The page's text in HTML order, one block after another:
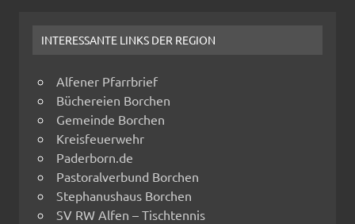
INTERESSANTE LINKS DER REGION
Alfener Pfarrbrief
Büchereien Borchen
Gemeinde Borchen
Kreisfeuerwehr
Paderborn.de
Pastoralverbund Borchen
Stephanushaus Borchen
SV RW Alfen – Tischtennis